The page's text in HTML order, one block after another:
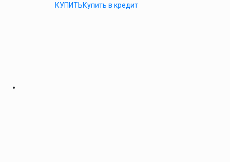
КУПИТЬКупить в кредит